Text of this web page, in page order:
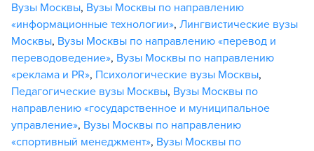
Вузы Москвы, Вузы Москвы по направлению
«информационные технологии», Лингвистические вузы
Москвы, Вузы Москвы по направлению «перевод и
переводоведение», Вузы Москвы по направлению
«реклама и PR», Психологические вузы Москвы,
Педагогические вузы Москвы, Вузы Москвы по
направлению «государственное и муниципальное
управление», Вузы Москвы по направлению
«спортивный менеджмент», Вузы Москвы по